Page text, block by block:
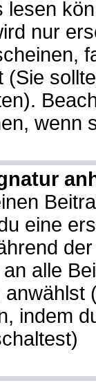
nur
(Sie
wenn
eine
alle
indem